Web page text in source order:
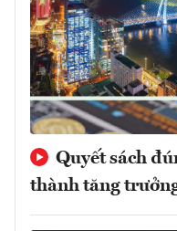
Quyết sách
thành tăng